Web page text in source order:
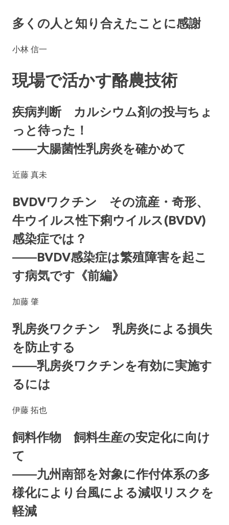
多くの人と知り合えたことに感謝
小林 信一
現場で活かす酪農技術
疾病判断 カルシウム剤の投与ちょ
っと待った！
――大腸菌性乳房炎を確かめて
近藤 真未
BVDVワクチン その流産・奇形、
牛ウイルス性下痢ウイルス(BVDV)
感染症では？
――BVDV感染症は繁殖障害を起こ
す病気です《前編》
加藤 肇
乳房炎ワクチン 乳房炎による損失
を防止する
――乳房炎ワクチンを有効に実施す
るには
伊藤 拓也
飼料作物 飼料生産の安定化に向け
て
――九州南部を対象に作付体系の多
様化により台風による減収リスクを
軽減